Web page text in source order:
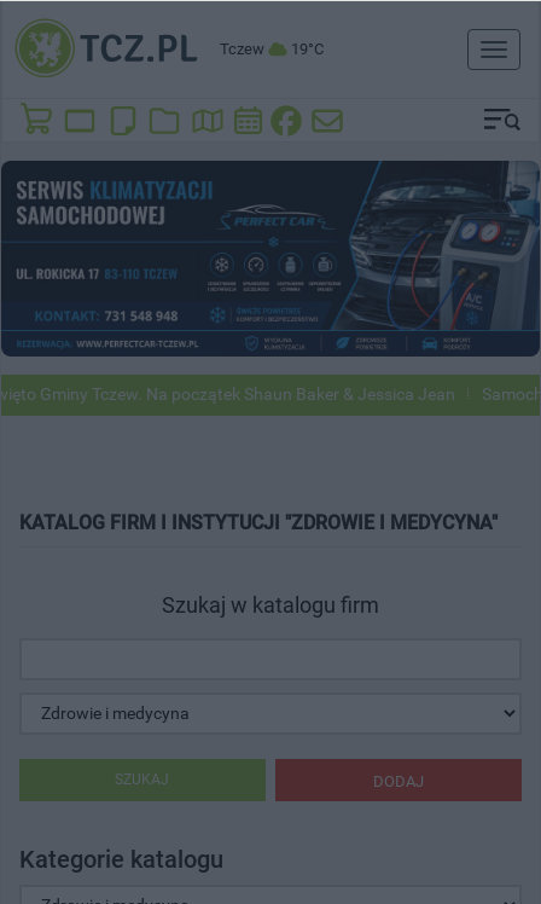
Tczew 19°C
Toggle
Gminy Tczew. Na początek Shaun Baker & Jessica Jean
KATALOG FIRM I INSTYTUCJI "ZDROWIE I MEDYCYNA"
Szukaj w katalogu firm
DODAJ
SZUKAJ
Kategorie katalogu